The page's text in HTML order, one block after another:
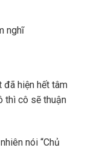
nghĩ
đã hiện hết tâm
thì cô sẽ thuận
nói “Chủ